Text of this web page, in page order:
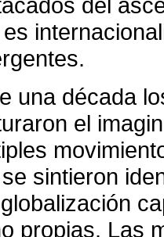
del
una década
el
sintieron
propias. Las